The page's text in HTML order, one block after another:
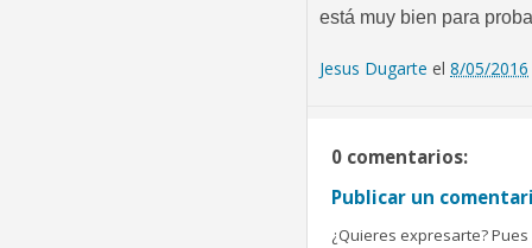
está muy bien para
Jesus Dugarte el 8/05/2016
0 comentarios:
Publicar un
¿Quieres expresarte?